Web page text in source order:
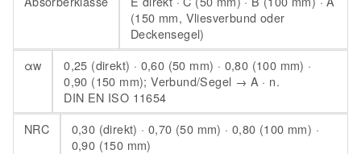
(150 mm, Vliesverbund oder
Deckensegel)
αw
0,25 (direkt) · 0,60 (50 mm) · 0,80 (100 mm) ·
0,90 (150 mm); Verbund/Segel → A · n.
DIN EN ISO 11654
NRC
0,30 (direkt) · 0,70 (50 mm) · 0,80 (100 mm) ·
0,90 (150 mm)